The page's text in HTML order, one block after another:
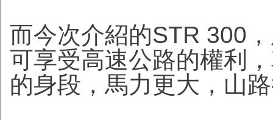
而今次介紹的STR 300
可享受高速公路的權利
的身段，馬力更大，山